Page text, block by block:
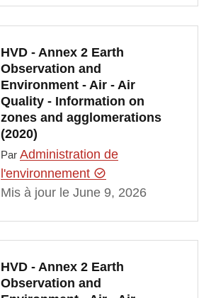
HVD - Annex 2 Earth
Observation and
Environment - Air - Air
Quality - Information on
zones and agglomerations
(2020)
Par Administration de
l'environnement
Mis à jour le June 9, 2026
HVD - Annex 2 Earth
Observation and